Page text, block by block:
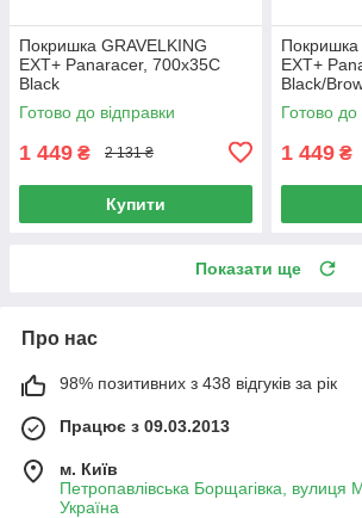
Покришка GRAVELKING
EXT+ Panaracer, 700x35C
Black
Готово до відправки
1 449 ₴ 2 131 ₴
Купити
Покришка
EXT+
Black/
Готово до
1 449 ₴
Показати ще
Про нас
98% позитивних з 438 відгуків за рік
Працює з 09.03.2013
м. Київ
Петропавлівська Борщагівка, вулиця
Україна